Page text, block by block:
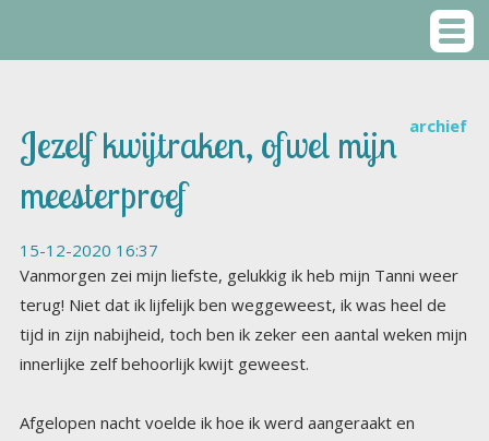
archief
Jezelf kwijtraken, ofwel mijn
meesterproef
15-12-2020 16:37
Vanmorgen zei mijn liefste, gelukkig ik heb mijn Tanni weer
terug! Niet dat ik lijfelijk ben weggeweest, ik was heel de
tijd in zijn nabijheid, toch ben ik zeker een aantal weken mijn
innerlijke zelf behoorlijk kwijt geweest.
Afgelopen nacht voelde ik hoe ik werd aangeraakt en
geroepen. En plots besefte ik dat het mijn gids was, die me
wakker maakte. Hij maakte me vanbinnen wakker. En ik
werd ook daadwerkelijk wakker, Je bent afgedwaald van je
pad, zei hij, en ik wist meteen wat hij bedoelde. Ik heb al
wekenlang niet geluisterd naar mijn lichaam, want ik voel me
al wekenlang ongemakkelijk. Ik word wakker met onrust en
ik ga slapen met onrust. Onrust in de vorm van grote
twijfels aan mezelf, aan mijn missie, mijn pad, aan alles wat
er is gebeurd de afgelopen jaren. Door deze onrust zijn
mijn talks minder goed dan ze waren, blijft mijn boek liggen